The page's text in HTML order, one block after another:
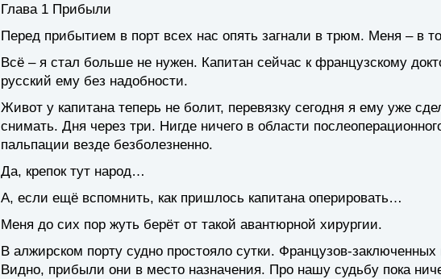
Глава 1 Прибыли
Перед прибытием в порт всех нас опять загнали в трюм. Меня – в
Всё – я стал больше не нужен. Капитан сейчас к французскому
русский ему без надобности.
Живот у капитана теперь не болит, перевязку сегодня я ему уже
снимать. Дня через три. Нигде ничего в области
пальпации везде безболезненно.
Да, крепок тут народ…
А, если ещё вспомнить, как пришлось капитана оперировать…
Меня до сих пор жуть берёт от такой авантюрной хирургии.
В алжирском порту судно простояло сутки. Французов-
Видно, прибыли они в место назначения. Про нашу судьбу пока